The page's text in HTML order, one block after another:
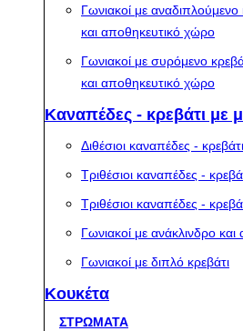
Γωνιακοί με αναδιπλούμενο
και αποθηκευτικό χώρο
Γωνιακοί με συρόμενο
και αποθηκευτικό χώρο
Καναπέδες - κρεβάτι με
Διθέσιοι καναπέδες -
Τριθέσιοι καναπέδες -
Τριθέσιοι καναπέδες -
Γωνιακοί με ανάκλινδρο
Γωνιακοί με διπλό κρεβάτι
Κουκέτα
ΣΤΡΩΜΑΤΑ